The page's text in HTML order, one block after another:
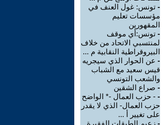
- تونس: غول العنف في
مؤسسات تعليم
المقهورين
- تونس:أي موقف
لمنتسبي الاتحاد من خلاف
البيروقراطية النقابية م ...
- عن الحوار الذي سيجريه
قيس سعيد مع الشباب
والشعب التونسي
- صراع الشقين
- - حزب العمال -* الواضح
حزب العمال- الذي لا يقدر
على تغيير أ ...
- زعيم الطبقات الفقيرة